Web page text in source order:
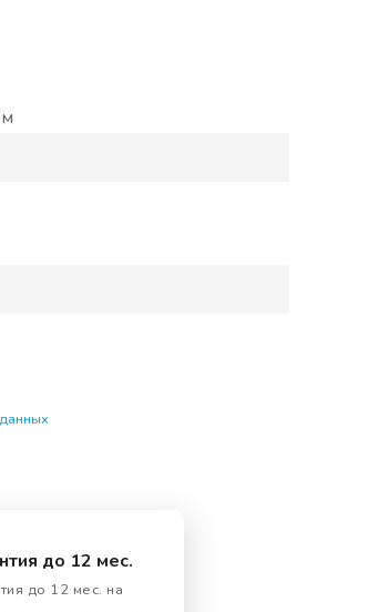
до 12 мес.
до 12 мес. на